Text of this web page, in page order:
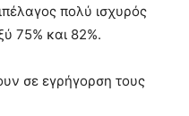
πολύ ισχυρός
75% και 82%.
σε εγρήγορση τους